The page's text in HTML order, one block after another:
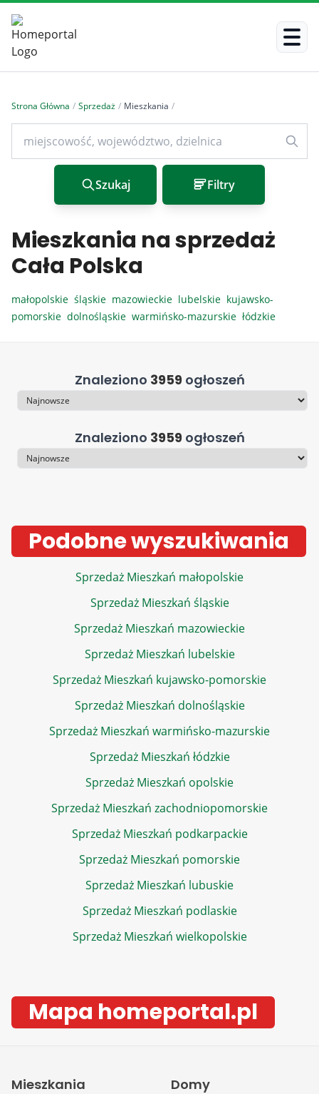
Strona Główna / Sprzedaż / Mieszkania /
Szukaj Filtry
Mieszkania na sprzedaż
Cała Polska
małopolskie śląskie mazowieckie lubelskie kujawsko-
pomorskie dolnośląskie warmińsko-mazurskie łódzkie
Znaleziono 3959 ogłoszeń
Sortowanie
Znaleziono 3959 ogłoszeń
Sortowanie
Podobne wyszukiwania
Sprzedaż Mieszkań małopolskie
Sprzedaż Mieszkań śląskie
Sprzedaż Mieszkań mazowieckie
Sprzedaż Mieszkań lubelskie
Sprzedaż Mieszkań kujawsko-pomorskie
Sprzedaż Mieszkań dolnośląskie
Sprzedaż Mieszkań warmińsko-mazurskie
Sprzedaż Mieszkań łódzkie
Sprzedaż Mieszkań opolskie
Sprzedaż Mieszkań zachodniopomorskie
Sprzedaż Mieszkań podkarpackie
Sprzedaż Mieszkań pomorskie
Sprzedaż Mieszkań lubuskie
Sprzedaż Mieszkań podlaskie
Sprzedaż Mieszkań wielkopolskie
Mapa homeportal.pl
Mieszkania Domy